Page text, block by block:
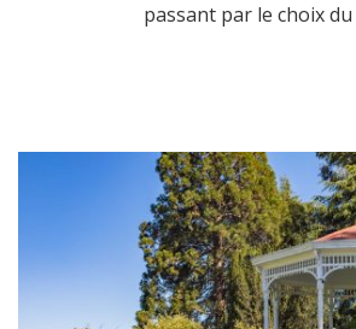
passant par le choix